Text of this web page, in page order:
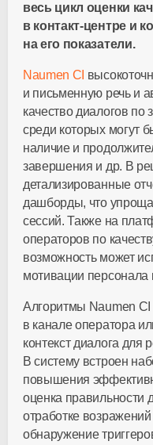
весь цикл оценки
в контакт-центреи
на его показатели.
Naumen CI
и письменную речь и
качество диалогов
среди которых могут
наличие и
завершения и др. В
детализированные
дашборды, что
сессий. Также на
операторов по
возможность может
мотивации персонала
Алгоритмы Naumen CI
в канале оператора
контекст диалога
В систему встроен
повышения
оценка правильности
отработке
обнаружение